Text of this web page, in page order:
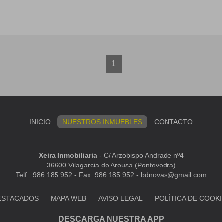
1
INICIO NUESTROS INMUEBLES CONTACTO
Xeira Inmobiliaria - C/ Arzobispo Andrade nº4
36600 Vilagarcia de Arousa (Pontevedra)
Telf.: 986 185 952 - Fax: 986 185 952 - bdnovas@gmail.com
MAPA WEB AVISO LEGAL POLÍTICA DE
DESCARGA NUESTRA APP